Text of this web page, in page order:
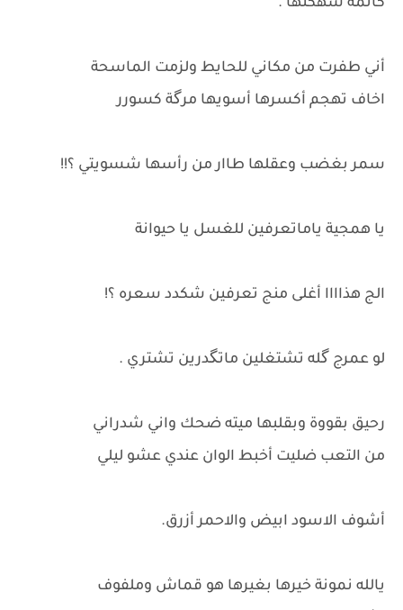
كاتمة شهكتها .
أني طفرت من مكاني للحايط ولزمت الماسحة
اخاف تهجم أكسرها أسويها مرگة كسورر
سمر بغضب وعقلها طاار من رأسها شسويتي ؟!!
يا همجية ياماتعرفين للغسل يا حيوانة
الج هذاااا أغلى منج تعرفين شكدد سعره ؟!
لو عمرج گله تشتغلين ماتگدرين تشتري .
رحيق بقووة وبقلبها ميته ضحك واني شدراني
من التعب ضليت أخبط الوان عندي عشو ليلي
أشوف الاسود ابيض والاحمر أزرق.
يالله نمونة خيرها بغيرها هو قماش وملفوف